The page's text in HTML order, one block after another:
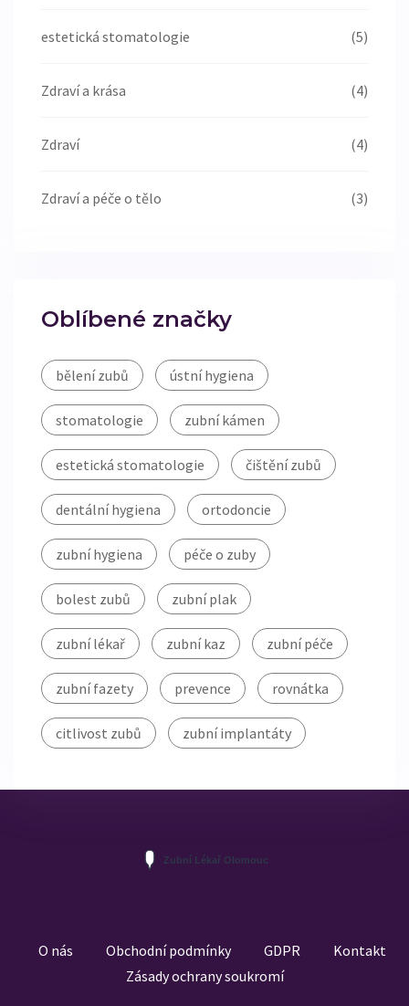
estetická stomatologie (5)
Zdraví a krása (4)
Zdraví (4)
Zdraví a péče o tělo (3)
Oblíbené značky
bělení zubů ústní hygiena
stomatologie zubní kámen
estetická stomatologie čištění zubů
dentální hygiena ortodoncie
zubní hygiena péče o zuby
bolest zubů zubní plak
zubní lékař zubní kaz zubní péče
zubní fazety prevence rovnátka
citlivost zubů zubní implantáty
O nás Obchodní podmínky GDPR
Kontakt
Zásady ochrany soukromí